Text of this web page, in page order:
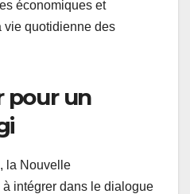
économiques et
vie quotidienne des
pour un
la Nouvelle
intégrer dans le dialogue